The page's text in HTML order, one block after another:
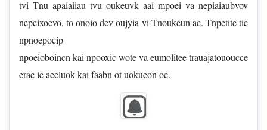
tvi Tnu apaiaiiau tvu oukeuvk aai mpoei va nepiaiaubvov
nepeixoevo, to onoio dev oujyia vi Tnoukeun ac. Tnpetite tic
npnoepocip
npoeioboincn kai npooxic wote va eumolitee trauajatououcce
erac ie aeeluok kai faabn ot uokueon oc.